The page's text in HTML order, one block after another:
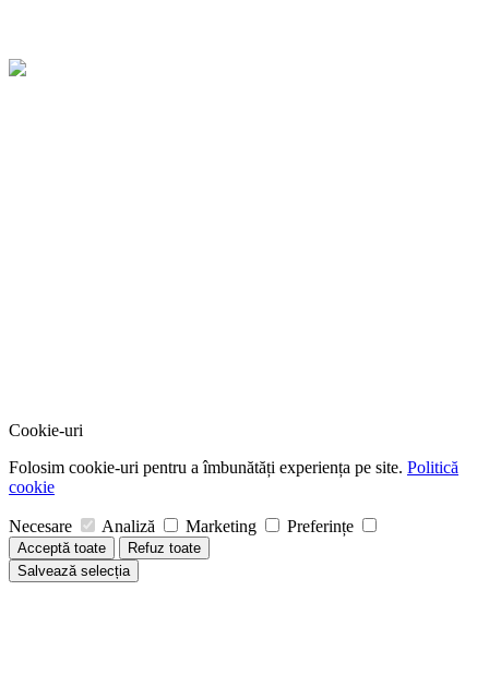
Cookie-uri
Folosim cookie-uri pentru a îmbunătăți experiența pe site. Politică
cookie
Necesare Analiză Marketing Preferințe
Acceptă toate
Refuz toate
Salvează selecția